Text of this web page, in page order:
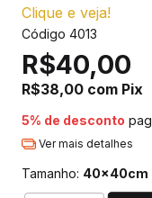
Clique e veja!
Código 4013
R$40,00
R$38,00 com Pix
5% de desconto
Ver mais detalhes
Tamanho: 40x40cm